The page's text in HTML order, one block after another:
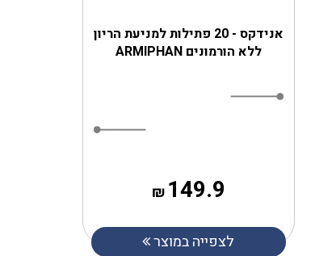
אנידקס - 20 פתילות למניעת הריון
ללא הורמונים ARMIPHAN
149.9
₪
לצפייה במוצר